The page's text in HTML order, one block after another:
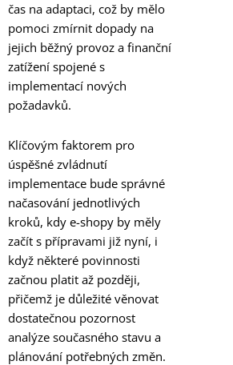
čas na adaptaci, což by mělo
pomoci zmírnit dopady na
jejich běžný provoz a finanční
zatížení spojené s
implementací nových
požadavků.
Klíčovým faktorem pro
úspěšné zvládnutí
implementace bude správné
načasování jednotlivých
kroků, kdy e-shopy by měly
začít s přípravami již nyní, i
když některé povinnosti
začnou platit až později,
přičemž je důležité věnovat
dostatečnou pozornost
analýze současného stavu a
plánování potřebných změn.